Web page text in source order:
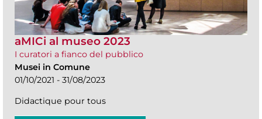
aMICi al museo 2023
I curatori a fianco del pubblico
Musei in Comune
01/10/2021 - 31/08/2023
Didactique pour tous